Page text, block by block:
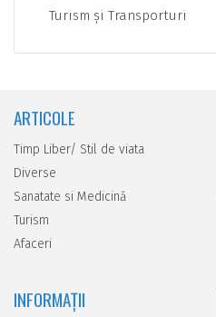
Turism şi Transporturi
ARTICOLE
Timp Liber/ Stil de viata
Diverse
Sanatate si Medicină
Turism
Afaceri
INFORMAȚII